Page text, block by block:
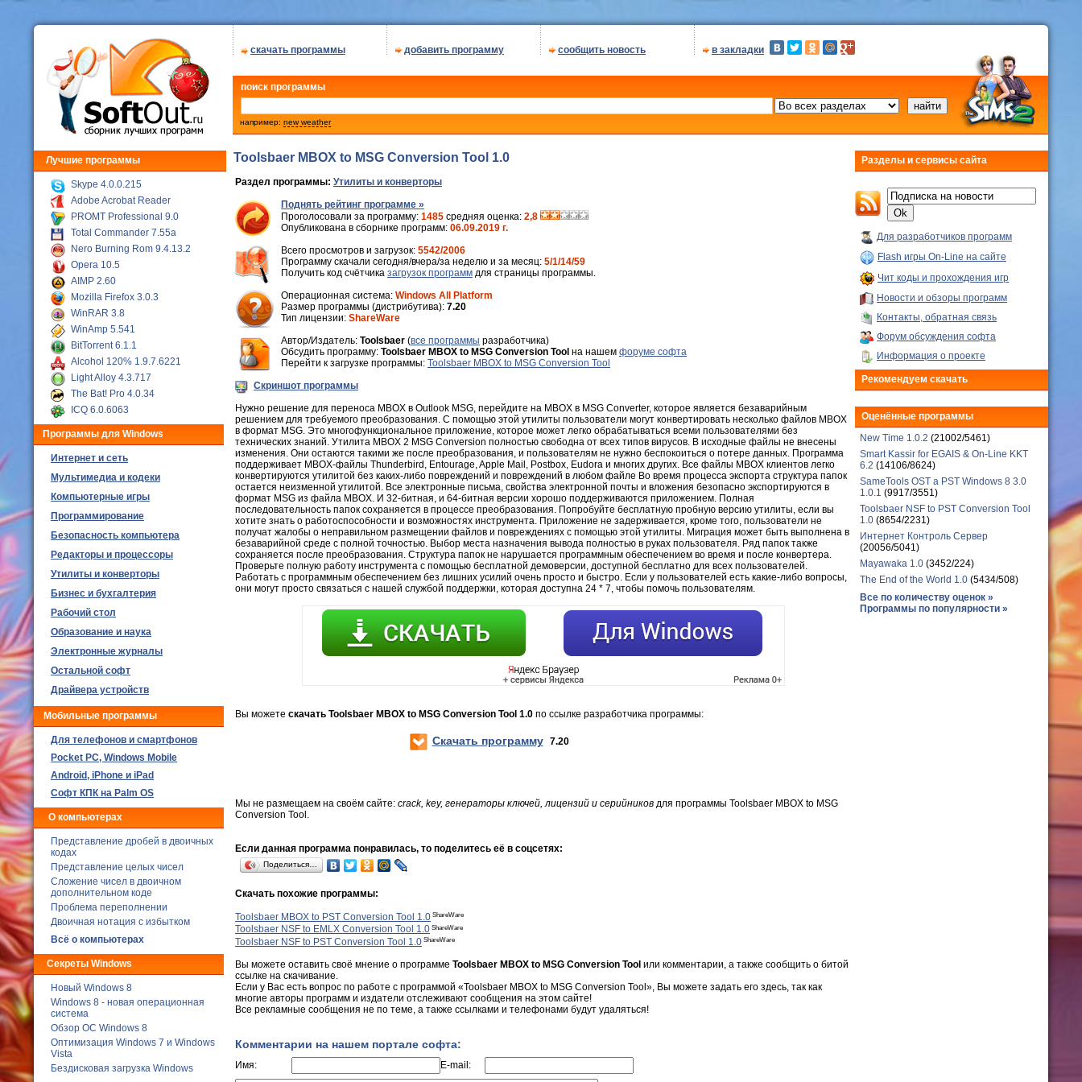
скачать программы добавить программу сообщить новость в закладки
поиск программы
например: new weather
Лучшие программы
Skype 4.0.0.215
Adobe Acrobat Reader
PROMT Professional 9.0
Total Commander 7.55a
Nero Burning Rom 9.4.13.2
Opera 10.5
AIMP 2.60
Mozilla Firefox 3.0.3
WinRAR 3.8
WinAmp 5.541
BitTorrent 6.1.1
Alcohol 120% 1.9.7.6221
Light Alloy 4.3.717
The Bat! Pro 4.0.34
ICQ 6.0.6063
Программы для Windows
Интернет и сеть
Мультимедиа и кодеки
Компьютерные игры
Программирование
Безопасность компьютера
Редакторы и процессоры
Утилиты и конверторы
Бизнес и бухгалтерия
Рабочий стол
Образование и наука
Электронные журналы
Остальной софт
Драйвера устройств
Мобильные программы
Для телефонов и смартфонов
Poсket PC, Windows Mobile
Android, iPhone и iPad
Софт КПК на Palm OS
О компьютерах
Представление дробей в двоичных
кодах
Представление целых чисел
Сложение чисел в двоичном
дополнительном коде
Проблема переполнении
Двоичная нотация с избытком
Всё о компьютерах
Секреты Windows
Новый Windows 8
Windows 8 - новая операционная
система
Обзор ОС Windows 8
Оптимизация Windows 7 и Windows
Vista
Бездисковая загрузка Windows
Toolsbaer MBOX to MSG Conversion Tool 1.0
Раздел программы: Утилиты и конверторы
Поднять рейтинг программе »
Проголосовали за программу: 1485 средняя оценка: 2,8
Опубликована в сборнике программ: 06.09.2019 г.
Всего просмотров и загрузок: 5542/2006
Программу скачали сегодня/вчера/за неделю и за месяц: 5/1/14/59
Получить код счётчика загрузок программ для страницы программы.
Операционная система: Windows All Platform
Размер программы (дистрибутива): 7.20
Тип лицензии: ShareWare
Автор/Издатель: Toolsbaer (все программы разработчика)
Обсудить программу: Toolsbaer MBOX to MSG Conversion Tool на нашем форуме софта
Перейти к загрузке программы: Toolsbaer MBOX to MSG Conversion Tool
Скриншот программы
Нужно решение для переноса MBOX в Outlook MSG, перейдите на MBOX в MSG Converter, которое является безаварийным
решением для требуемого преобразования. С помощью этой утилиты пользователи могут конвертировать несколько файлов MBOX
в формат MSG. Это многофункциональное приложение, которое может легко обрабатываться всеми пользователями без
технических знаний. Утилита MBOX 2 MSG Conversion полностью свободна от всех типов вирусов. В исходные файлы не внесены
изменения. Они остаются такими же после преобразования, и пользователям не нужно беспокоиться о потере данных. Программа
поддерживает MBOX-файлы Thunderbird, Entourage, Apple Mail, Postbox, Eudora и многих других. Все файлы MBOX клиентов легко
конвертируются утилитой без каких-либо повреждений и повреждений в любом файле Во время процесса экспорта структура папок
остается неизменной утилитой. Все электронные письма, свойства электронной почты и вложения безопасно экспортируются в
формат MSG из файла MBOX. И 32-битная, и 64-битная версии хорошо поддерживаются приложением. Полная
последовательность папок сохраняется в процессе преобразования. Попробуйте бесплатную пробную версию утилиты, если вы
хотите знать о работоспособности и возможностях инструмента. Приложение не задерживается, кроме того, пользователи не
получат жалобы о неправильном размещении файлов и повреждениях с помощью этой утилиты. Миграция может быть выполнена в
безаварийной среде с полной точностью. Выбор места назначения вывода полностью в руках пользователя. Ряд папок также
сохраняется после преобразования. Структура папок не нарушается программным обеспечением во время и после конвертера.
Проверьте полную работу инструмента с помощью бесплатной демоверсии, доступной бесплатно для всех пользователей.
Работать с программным обеспечением без лишних усилий очень просто и быстро. Если у пользователей есть какие-либо вопросы,
они могут просто связаться с нашей службой поддержки, которая доступна 24 * 7, чтобы помочь пользователям.
Вы можете скачать Toolsbaer MBOX to MSG Conversion Tool 1.0 по ссылке разработчика программы:
Скачать программу 7.20
Мы не размещаем на своём сайте: crack, key, генераторы ключей, лицензий и серийников для программы Toolsbaer MBOX to MSG
Conversion Tool.
Если данная программа понравилась, то поделитесь её в соцсетях:
Поделиться…
Скачать похожие программы:
Toolsbaer MBOX to PST Conversion Tool 1.0 ShareWare
Toolsbaer NSF to EMLX Conversion Tool 1.0 ShareWare
Toolsbaer NSF to PST Conversion Tool 1.0 ShareWare
Вы можете оставить своё мнение о программе Toolsbaer MBOX to MSG Conversion Tool или комментарии, а также сообщить о битой
ссылке на скачивание.
Если у Вас есть вопрос по работе с программой «Toolsbaer MBOX to MSG Conversion Tool», Вы можете задать его здесь, так как
многие авторы программ и издатели отслеживают сообщения на этом сайте!
Все рекламные сообщения не по теме, а также ссылками и телефонами будут удаляться!
Комментарии на нашем портале софта:
Имя: E-mail:
Разделы и сервисы сайта
Для разработчиков программ
Flash игры On-Line на сайте
Чит коды и прохождения игр
Новости и обзоры программ
Контакты, обратная связь
Форум обсуждения софта
Информация о проекте
Рекомендуем скачать
Оценённые программы
New Time 1.0.2 (21002/5461)
Smart Kassir for EGAIS & On-Line KKT
6.2 (14106/8624)
SameTools OST a PST Windows 8 3.0
1.0.1 (9917/3551)
Toolsbaer NSF to PST Conversion Tool
1.0 (8654/2231)
Интернет Контроль Сервер
(20056/5041)
Mayawaka 1.0 (3452/224)
The End of the World 1.0 (5434/508)
Все по количеству оценок »
Программы по популярности »